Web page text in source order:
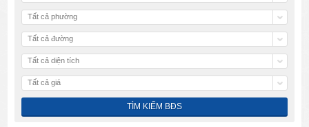
Tất cả phường
Tất cả đường
Tất cả diện tích
Tất cả giá